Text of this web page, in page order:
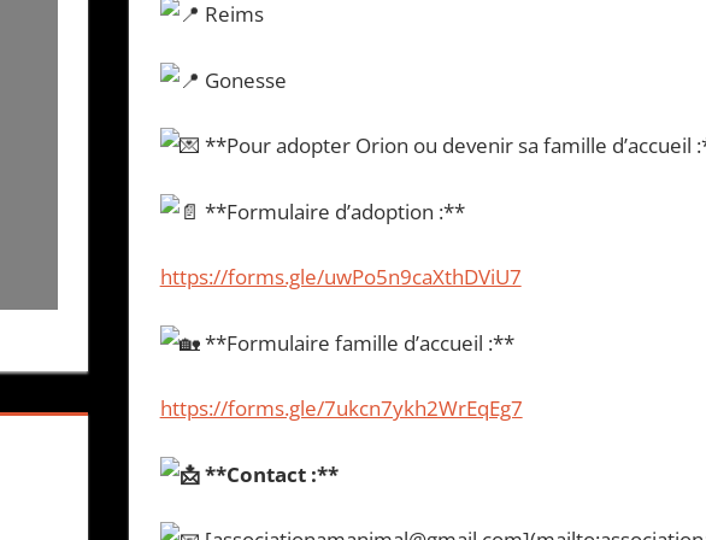
Reims
Gonesse
**Pour adopter Orion ou devenir sa famille d’accueil
**Formulaire d’adoption :**
https://forms.gle/uwPo5n9caXthDViU7
**Formulaire famille d’accueil :**
https://forms.gle/7ukcn7ykh2WrEqEg7
**Contact :**